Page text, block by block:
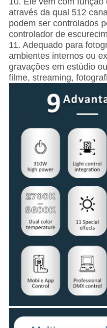
através da qual 512
podem ser controlados
controlador de
11. Adequado para
ambientes internos ou
gravações em estúdio
filme, streaming,